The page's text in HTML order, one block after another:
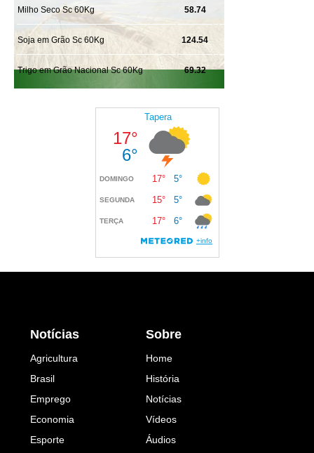
Notícias
Agricultura
Brasil
Emprego
Economia
Esporte
Sobre
Home
História
Notícias
Vídeos
Áudios